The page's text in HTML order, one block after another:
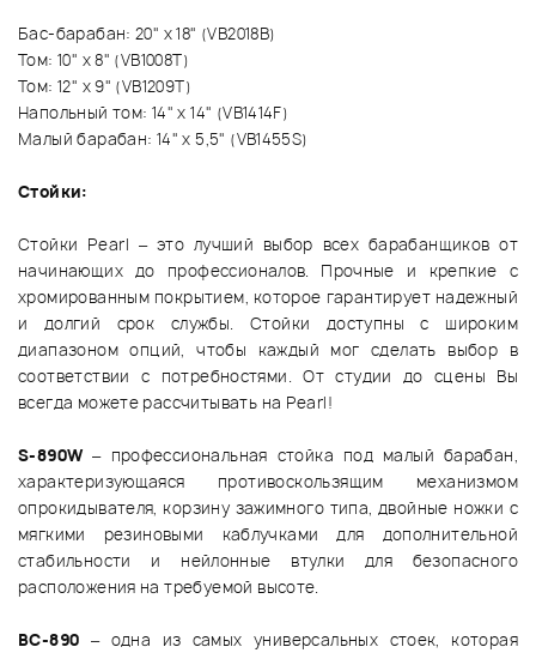
Бас-барабан: 20" x 18" (VB2018B)
Том: 10" x 8" (VB1008T)
Том: 12" x 9" (VB1209T)
Напольный том: 14" x 14" (VB1414F)
Малый барабан: 14" x 5,5" (VB1455S)
Стойки:
Стойки Pearl – это лучший выбор всех барабанщиков от
начинающих до профессионалов. Прочные и крепкие с
хромированным покрытием, которое гарантирует надежный
и долгий срок службы. Стойки доступны с широким
диапазоном опций, чтобы каждый мог сделать выбор в
соответствии с потребностями. От студии до сцены Вы
всегда можете рассчитывать на Pearl!
S-890W– профессиональная стойка под малый барабан,
характеризующаяся противоскользящим механизмом
опрокидывателя, корзину зажимного типа, двойные ножки с
мягкими резиновыми каблучками для дополнительной
стабильности и нейлонные втулки для безопасного
расположения на требуемой высоте.
BC-890 – одна из самых универсальных стоек, которая